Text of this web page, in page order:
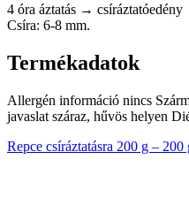
4 óra áztatás →
Csíra: 6-8 mm.
Termékadatok
Allergén információ nincs
javaslat száraz, hűvös helyen
Repce csíráztatásra 200 g – 200